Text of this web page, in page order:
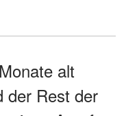
alt
der Rest der